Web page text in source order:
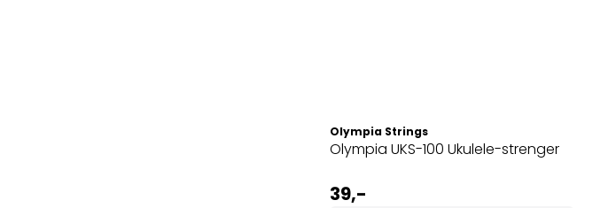
Olympia Strings
Olympia UKS-100 Ukulele-strenger
39,-